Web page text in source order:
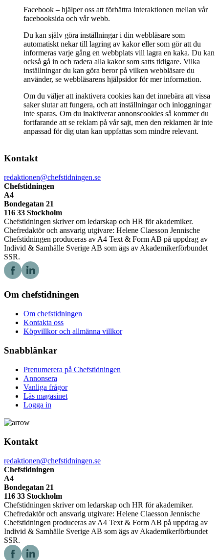
Facebook – hjälper oss att förbättra interaktionen mellan vår
facebooksida och vår webb.
Du kan själv göra inställningar i din webbläsare som
automatiskt nekar till lagring av kakor eller som gör att du
informeras varje gång en webbplats vill lagra en kaka. Du kan
också gå in och radera alla kakor som satts tidigare. Vilka
inställningar du kan göra beror på vilken webbläsare du
använder, se webbläsarens hjälpsidor för mer information.
Om du väljer att inaktivera cookies kan det innebära att vissa
saker slutar att fungera, och att inställningar och inloggningar
inte sparas. Om du inaktiverar annonscookies så kommer du
fortfarande att se reklam på vår sajt, men den reklamen är inte
anpassad för dig utan kan uppfattas som mindre relevant.
Kontakt
redaktionen@chefstidningen.se
Chefstidningen
A4
Bondegatan 21
116 33 Stockholm
Chefstidningen skriver om ledarskap och HR för akademiker.
Chefredaktör och ansvarig utgivare: Helene Claesson Jennische
Chefstidningen produceras av A4 Text & Form AB på uppdrag av
Individ & Samhälle Sverige AB som ägs av Akademikerförbundet
SSR.
Om chefstidningen
Om chefstidningen
Kontakta oss
Köpvillkor och allmänna villkor
Snabblänkar
Prenumerera på Chefstidningen
Annonsera
Vanliga frågor
Läs magasinet
Logga in
Kontakt
redaktionen@chefstidningen.se
Chefstidningen
A4
Bondegatan 21
116 33 Stockholm
Chefstidningen skriver om ledarskap och HR för akademiker.
Chefredaktör och ansvarig utgivare: Helene Claesson Jennische
Chefstidningen produceras av A4 Text & Form AB på uppdrag av
Individ & Samhälle Sverige AB som ägs av Akademikerförbundet
SSR.